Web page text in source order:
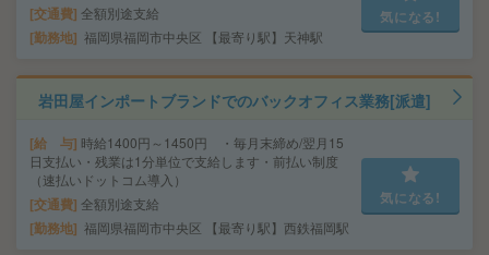
交通費 全額別途支給
勤務地 福岡県福岡市中央区 【最寄り駅】天神駅
気になる!
岩田屋インポートブランドでのバックオフィス業務[派遣]
給 与 時給1400円～1450円 ・毎月末締め/翌月15
日支払い・残業は1分単位で支給します・前払い制度
（速払いドットコム導入）
交通費 全額別途支給
勤務地 福岡県福岡市中央区 【最寄り駅】西鉄福岡駅
気になる!